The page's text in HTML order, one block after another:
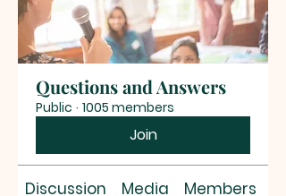
Questions and Answers
Public · 1005 members
Join
Discussion Media Members